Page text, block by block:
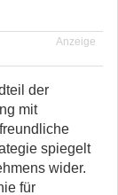
Anzeige
der
mit
spiegelt
wider.
für